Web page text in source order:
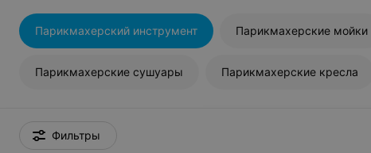
Парикмахерский инструмент Парикмахерские мойки
Парикмахерские сушуары Парикмахерские кресла
Фильтры